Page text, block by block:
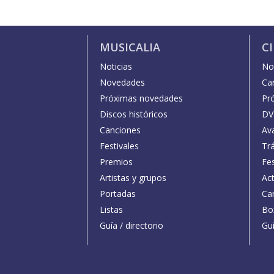
MUSICALIA
Noticias
Novedades
Próximas novedades
Discos históricos
Canciones
Festivales
Premios
Artistas y grupos
Portadas
Listas
Guía / directorio